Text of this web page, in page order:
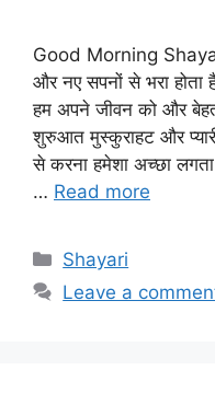
Good Morning
और नए सपनों से भरा होता
हम अपने जीवन को और
शुरुआत मुस्कुराहट और
से करना हमेशा अच्छा
… Read more
Categories
Shayari
Leave a